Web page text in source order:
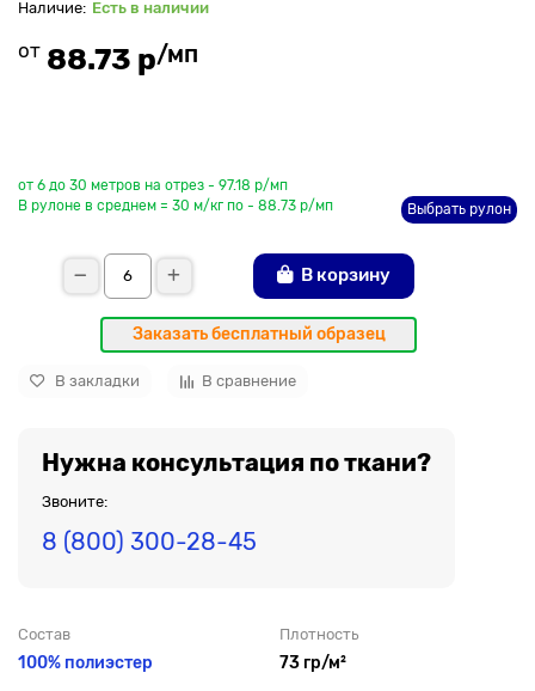
Есть в наличии
от 88.73 р/мп
от 6 до 30 метров на отрез - 97.18 р/мп
В рулоне в среднем = 30 м/кг по - 88.73 р/мп
Выбрать рулон
В корзину
Заказать бесплатный образец
В закладки В сравнение
Нужна консультация по ткани?
Звоните:
8 (800) 300-28-45
Состав
100% полиэстер
Плотность
73 гр/м²